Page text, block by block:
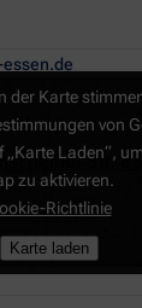
Str.
der Karte
von
„Karte Laden“,
zu aktivieren.
Richtlinie
Karte laden